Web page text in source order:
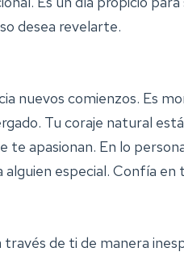
desea revelarte.
nuevos comienzos. Es
Tu coraje natural
te apasionan. En lo
especial. Confía en
través de ti de manera